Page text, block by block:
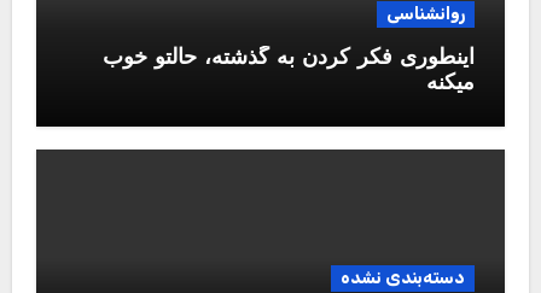
روانشناسی
اینطوری فکر کردن به گذشته، حالتو خوب
میکنه
دسته‌بندی نشده